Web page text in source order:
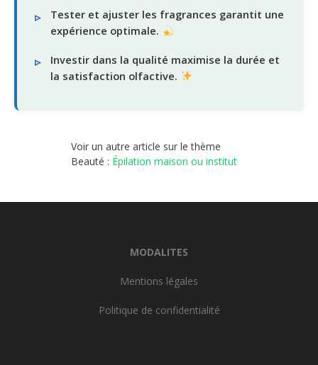
Tester et ajuster les fragrances garantit une
expérience optimale.
Investir dans la qualité maximise la durée et
la satisfaction olfactive.
Voir un autre article sur le thème
Beauté : Épilation maison ou institut
MODALITES
Mentions légales
Politique de confidentialité